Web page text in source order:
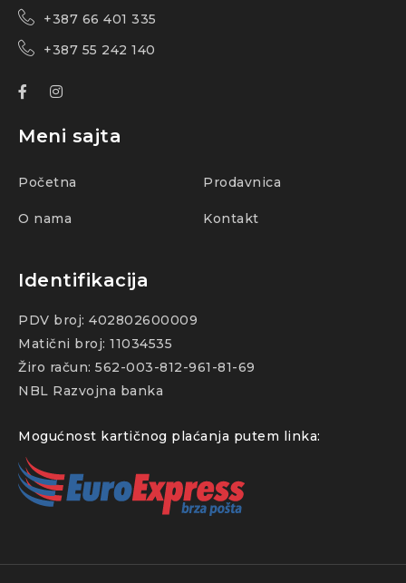
+387 66 401 335
+387 55 242 140
Meni sajta
Početna Prodavnica
O nama Kontakt
Identifikacija
PDV broj: 402802600009
Matični broj: 11034535
Žiro račun: 562-003-812-961-81-69
NBL Razvojna banka
Mogućnost kartičnog plaćanja putem linka: